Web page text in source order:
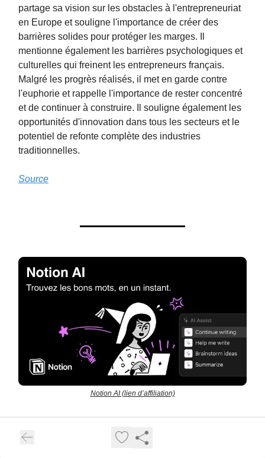
partage sa vision sur les obstacles à l'entrepreneuriat
en Europe et souligne l'importance de créer des
barrières solides pour protéger les marges. Il
mentionne également les barrières psychologiques et
culturelles qui freinent les entrepreneurs français.
Malgré les progrès réalisés, il met en garde contre
l'euphorie et rappelle l'importance de rester concentré
et de continuer à construire. Il souligne également les
opportunités d'innovation dans tous les secteurs et le
potentiel de refonte complète des industries
traditionnelles.
Source
Notion AI (lien d’affiliation)